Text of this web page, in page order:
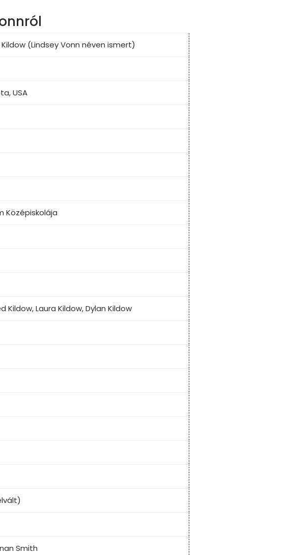
(Lindsey Vonn néven ismert)
USA
Középiskolája
Kildow, Laura Kildow, Dylan Kildow
Smith